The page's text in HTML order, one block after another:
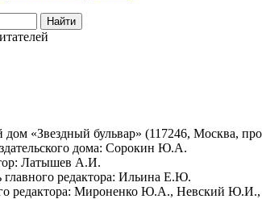
«Звездный бульвар» (117246, Москва,
дома: Сорокин Ю.А.
Латышев А.И.
главного редактора: Ильина Е.Ю.
редактора: Мироненко Ю.А., Невский